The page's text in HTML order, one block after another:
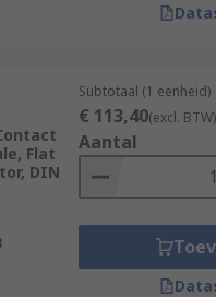
Flat
DIN
Subtotaal (1 eenheid)
€ 113,40(excl. BTW)
Aantal